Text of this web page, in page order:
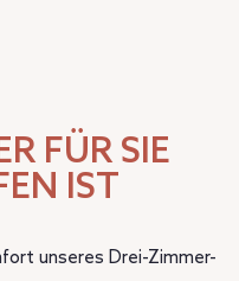
FÜR SIE
IST
unseres Drei-Zimmer-